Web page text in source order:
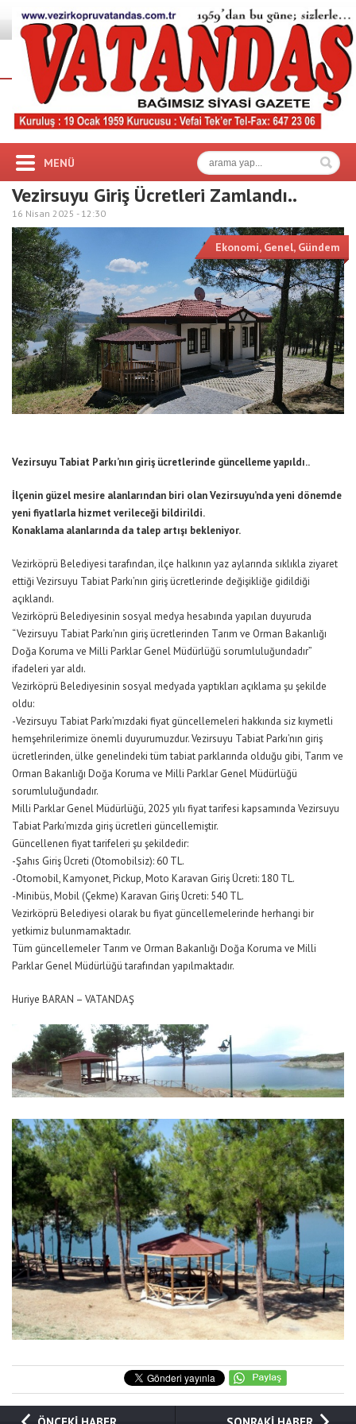
MENÜ
Vezirsuyu Giriş Ücretleri Zamlandı..
16 Nisan 2025 - 12:30
Ekonomi, Genel, Gündem
Vezirsuyu Tabiat Parkı’nın giriş ücretlerinde güncelleme yapıldı..
İlçenin güzel mesire alanlarından biri olan Vezirsuyu’nda yeni dönemde
yeni fiyatlarla hizmet verileceği bildirildi.
Konaklama alanlarında da talep artışı bekleniyor.
Vezirköprü Belediyesi tarafından, ilçe halkının yaz aylarında sıklıkla ziyaret
ettiği Vezirsuyu Tabiat Parkı’nın giriş ücretlerinde değişikliğe gidildiği
açıklandı.
Vezirköprü Belediyesinin sosyal medya hesabında yapılan duyuruda
“Vezirsuyu Tabiat Parkı’nın giriş ücretlerinden Tarım ve Orman Bakanlığı
Doğa Koruma ve Milli Parklar Genel Müdürlüğü sorumluluğundadır”
ifadeleri yar aldı.
Vezirköprü Belediyesinin sosyal medyada yaptıkları açıklama şu şekilde
oldu:
-Vezirsuyu Tabiat Parkı’mızdaki fiyat güncellemeleri hakkında siz kıymetli
hemşehrilerimize önemli duyurumuzdur. Vezirsuyu Tabiat Parkı’nın giriş
ücretlerinden, ülke genelindeki tüm tabiat parklarında olduğu gibi, Tarım ve
Orman Bakanlığı Doğa Koruma ve Milli Parklar Genel Müdürlüğü
sorumluluğundadır.
Milli Parklar Genel Müdürlüğü, 2025 yılı fiyat tarifesi kapsamında Vezirsuyu
Tabiat Parkı’mızda giriş ücretleri güncellemiştir.
Güncellenen fiyat tarifeleri şu şekildedir:
-Şahıs Giriş Ücreti (Otomobilsiz): 60 TL.
-Otomobil, Kamyonet, Pickup, Moto Karavan Giriş Ücreti: 180 TL.
-Minibüs, Mobil (Çekme) Karavan Giriş Ücreti: 540 TL.
Vezirköprü Belediyesi olarak bu fiyat güncellemelerinde herhangi bir
yetkimiz bulunmamaktadır.
Tüm güncellemeler Tarım ve Orman Bakanlığı Doğa Koruma ve Milli
Parklar Genel Müdürlüğü tarafından yapılmaktadır.
Huriye BARAN – VATANDAŞ